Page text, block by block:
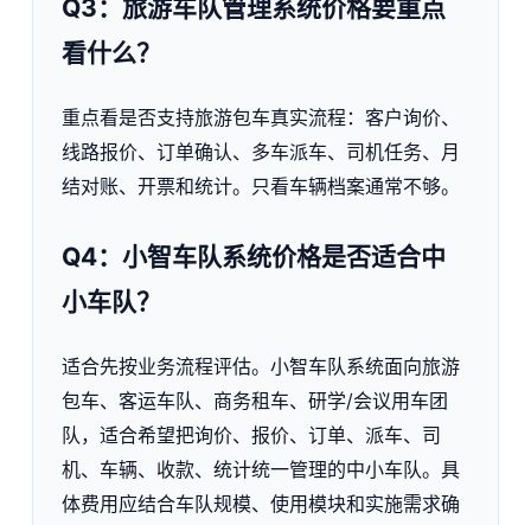
Q3：旅游车队管理系统价格要重点
看什么？
重点看是否支持旅游包车真实流程：客户询价、
线路报价、订单确认、多车派车、司机任务、月
结对账、开票和统计。只看车辆档案通常不够。
Q4：小智车队系统价格是否适合中
小车队？
适合先按业务流程评估。小智车队系统面向旅游
包车、客运车队、商务租车、研学/会议用车团
队，适合希望把询价、报价、订单、派车、司
机、车辆、收款、统计统一管理的中小车队。具
体费用应结合车队规模、使用模块和实施需求确